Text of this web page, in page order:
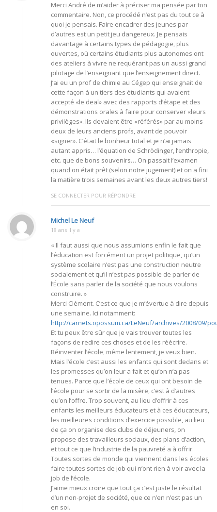
Merci André de m’aider à préciser ma pensée par ton
commentaire. Non, ce procédé n’est pas du tout ce à
quoi je pensais. Faire encadrer des jeunes par
d’autres est un petit jeu dangereux. Je pensais
davantage à certains types de pédagogie, plus
ouvertes, où certains étudiants plus autonomes ont
des ateliers à vivre ne requérant pas un aussi grand
pilotage de l’enseignant que l’enseignement direct.
J’ai eu un prof de chimie au Cégep qui enseignait de
cette façon à un tiers des étudiants qui avaient
accepté «le deal» avec des rapports d’étape et des
démonstrations orales à faire pour conserver «leurs
privilèges». Ils devaient être «référés» par au moins
deux de leurs anciens profs, avant de pouvoir
«signer». C’était le bonheur total et je n’ai jamais
autant appris… l’équation de Schrödinger, l’enthropie,
etc. que de bons souvenirs… On passait l’examen
quand on était prêt (selon notre jugement) et on a fini
la matière trois semaines avant les deux autres tiers!
SE CONNECTER POUR RÉPONDRE
Michel Le Neuf
18 ans Il y a
« Il faut aussi que nous assumions enfin le fait que
l’éducation est forcément un projet politique, qu’un
système scolaire n’est pas une construction neutre
socialement et qu’il n’est pas possible de parler de
l’École sans parler de la société que nous voulons
construire. »
Merci Clément. C’est ce que je m’évertue à dire depuis
une semaine. Ici notamment:
http://carnets.opossum.ca/LeNeuf/archives/2008/09/
Et tu peux être sûr que je vais trouver toutes les
façons de redire ces choses et de les réécrire.
Réinventer l’école, même lentement, je veux bien.
Mais l’école c’est aussi les enfants qui sont dedans et
les promesses qu’on leur a fait et qu’on n’a pas
tenues. Parce que l’école de ceux qui ont besoin de
l’école pour se sortir de la misère, c’est à d’autres
qu’on l’offre. Trop souvent, au lieu d’offrir à ces
enfants les meilleurs éducateurs et à ces éducateurs,
les meilleures conditions d’exercice possible, au lieu
de ça on organise des clubs de déjeuners, on
propose des travailleurs sociaux, des plans d’action,
et tout ce que l’industrie de la pauvreté a à offrir.
Toutes sortes de monde qui viennent dans les écoles
faire toutes sortes de job qui n’ont rien à voir avec la
job de l’école.
J’aime mieux croire que tout ça c’est juste le résultat
d’un non-projet de société, que ce n’en n’est pas un
en soi.